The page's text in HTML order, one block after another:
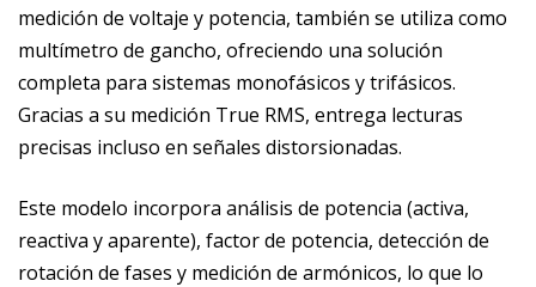
medición de voltaje y potencia, también se utiliza como
multímetro de gancho, ofreciendo una solución
completa para sistemas monofásicos y trifásicos.
Gracias a su medición True RMS, entrega lecturas
precisas incluso en señales distorsionadas.
Este modelo incorpora análisis de potencia (activa,
reactiva y aparente), factor de potencia, detección de
rotación de fases y medición de armónicos, lo que lo